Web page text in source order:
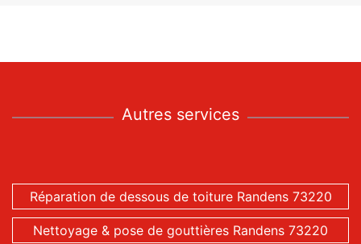
Autres services
Réparation de dessous de toiture Randens 73220
Nettoyage & pose de gouttières Randens 73220